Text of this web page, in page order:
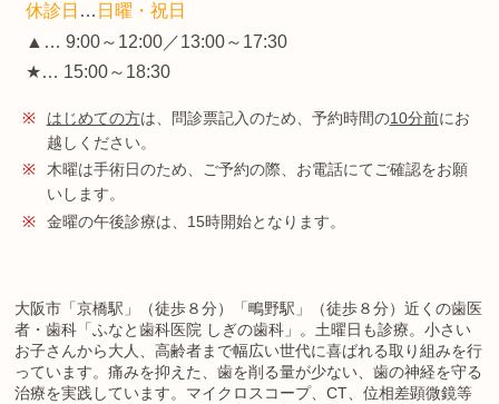
休診日 … 日曜・祝日
▲… 9:00～12:00／13:00～17:30
★… 15:00～18:30
※ はじめての方は、問診票記入のため、予約時間の10分前にお
越しください。
※
木曜は手術日のため、ご予約の際、お電話にてご確認をお願
いします。
※
金曜の午後診療は、15時開始となります。
大阪市「京橋駅」（徒歩８分）「鴫野駅」（徒歩８分）近くの歯医
者・歯科「ふなと歯科医院 しぎの歯科」。土曜日も診療。小さい
お子さんから大人、高齢者まで幅広い世代に喜ばれる取り組みを行
っています。痛みを抑えた、歯を削る量が少ない、歯の神経を守る
治療を実践しています。マイクロスコープ、CT、位相差顕微鏡等